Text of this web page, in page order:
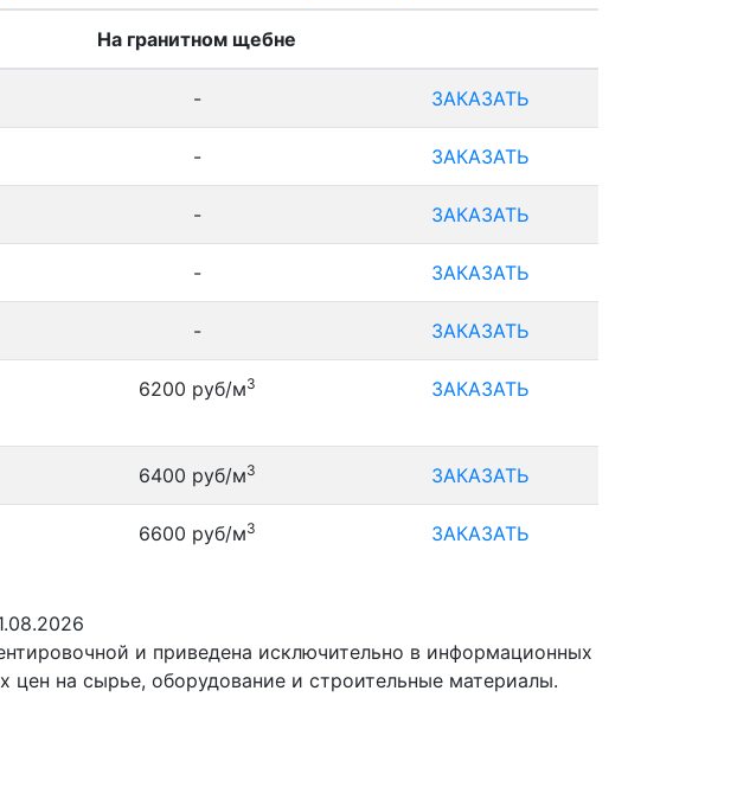
На гранитном щебне
- ЗАКАЗАТЬ
- ЗАКАЗАТЬ
- ЗАКАЗАТЬ
- ЗАКАЗАТЬ
- ЗАКАЗАТЬ
6200 руб/м3 ЗАКАЗАТЬ
6400 руб/м3 ЗАКАЗАТЬ
6600 руб/м3 ЗАКАЗАТЬ
и приведена исключительно в информационных
на сырье, оборудование и строительные материалы.